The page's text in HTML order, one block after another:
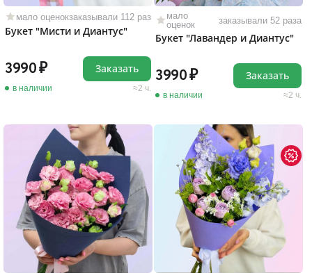
мало оценокзаказывали 112 раз
Букет "Мисти и Диантус"
3990
в наличии 2 ч.
Заказать
мало
оценок
заказывали 52 раза
Букет "Лавандер и Диантус"
3990
в наличии 2 ч.
Заказать